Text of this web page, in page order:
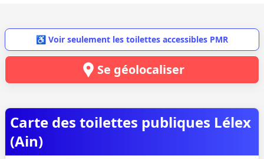
♿ Voir seulement les toilettes accessibles PMR
Se géolocaliser
Carte des toilettes publiques Lélex
(Ain)